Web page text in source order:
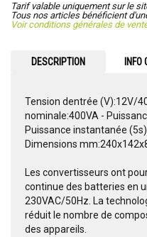
Tarif valable uniquement sur le
Tous nos articles bénéficient
Voir conditions générales de
DESCRIPTION
Tension dentrée (V):12V/
nominale:400VA -
Puissance instantanée
Dimensions
Les convertisseurs ont
continue des batteries en
230VAC/50Hz. La
réduit le nombre de
des appareils.